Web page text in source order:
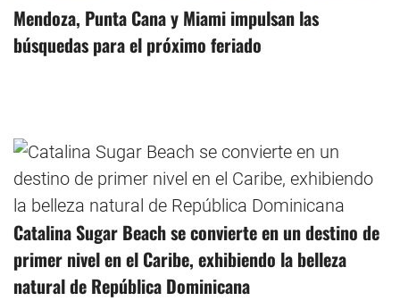
Mendoza, Punta Cana y Miami impulsan las
búsquedas para el próximo feriado
Catalina Sugar Beach se convierte en un destino de
primer nivel en el Caribe, exhibiendo la belleza
natural de República Dominicana